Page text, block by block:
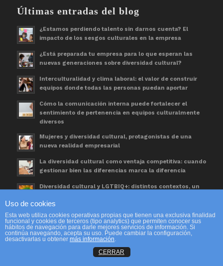
Últimas entradas del blog
¿Estamos perdiendo talento sin darnos cuenta? El
impacto de los sesgos culturales en la empresa
¿Está preparada tu empresa para lo que esperan las
nuevas generaciones sobre diversidad cultural?
Interculturalidad y clima laboral: el valor de construir
equipos donde todas las personas puedan aportar
Cómo la comunicación interna puede fortalecer el
sentimiento de pertenencia en equipos culturalmente
diversos
Mujeres y diversidad cultural, protagonistas de una
nueva realidad empresarial
La diversidad cultural como ventaja competitiva: cuando
gestionar bien las diferencias marca la diferencia
Diversidad cultural y LGTBIQ+: distintos contextos, un
Día Mundial de las Personas Refugiadas. Una
oportunidad para avanzar en diversidad cultural
Uso de cookies
Esta web utiliza cookies operativas propias que tienen una exclusiva finalidad
funcional y cookies de terceros (tipo analytics) que permiten conocer sus
hábitos de navegación para darle mejores servicios de información. Si
continúa navegando, acepta su uso. Puede cambiar la configuración,
desactivarlas u obtener más información.
CERRAR